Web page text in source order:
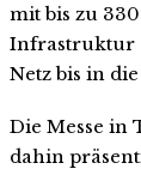
mit bis zu
Infrastruktur
Netz bis in
Die Messe in
dahin